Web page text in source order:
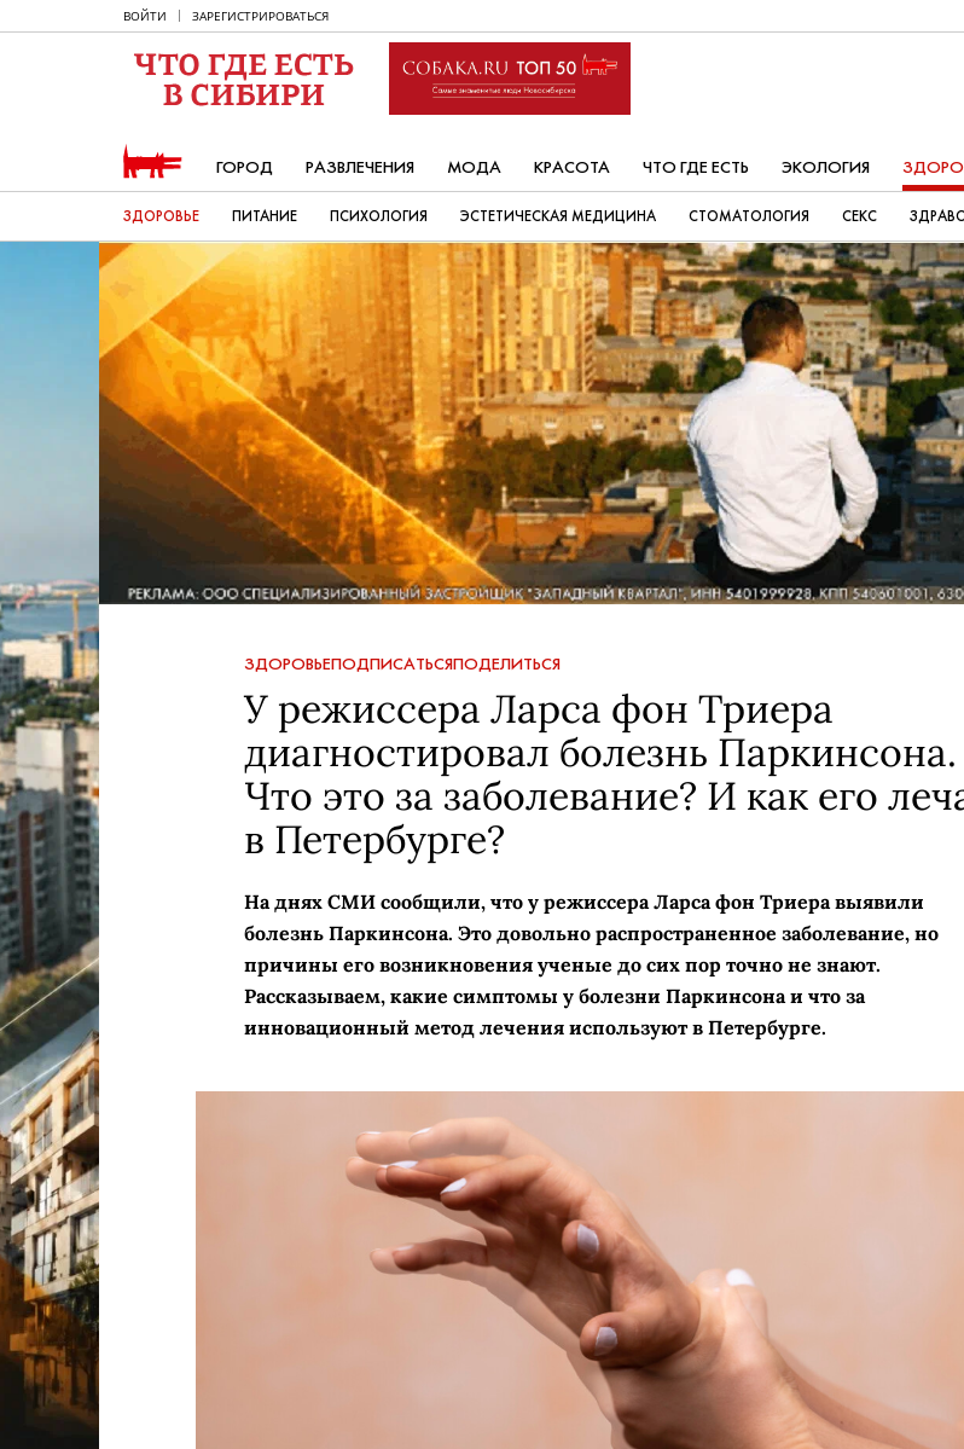
ВОЙТИ ЗАРЕГИСТРИРОВАТЬСЯ
ГОРОД РАЗВЛЕЧЕНИЯ МОДА КРАСОТА ЧТО ГДЕ ЕСТЬ ЭКОЛОГИЯ
ЗДОРОВЬЕ ПИТАНИЕ ПСИХОЛОГИЯ ЭСТЕТИЧЕСКАЯ МЕДИЦИНА СТОМАТОЛОГИЯ СЕКС
ЗДОРОВЬЕПОДПИСАТЬСЯПОДЕЛИТЬСЯ
У режиссера Ларса фон Триера
диагностировал болезнь Паркинсона.
Что это за заболевание? И как его
в Петербурге?
На днях СМИ сообщили, что у режиссера Ларса фон Триера выявили
болезнь Паркинсона. Это довольно распространенное заболевание, но
причины его возникновения ученые до сих пор точно не знают.
Рассказываем, какие симптомы у болезни Паркинсона и что за
инновационный метод лечения используют в Петербурге.